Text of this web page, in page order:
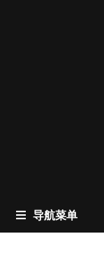
导航菜单